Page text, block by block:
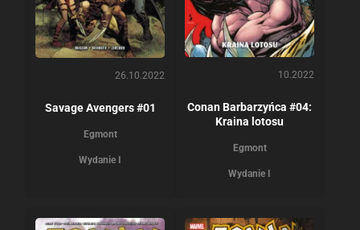
26.10.2022
Savage Avengers #01
Egmont
Wydanie I
10.2022
Conan Barbarzyńca #04:
Kraina lotosu
Egmont
Wydanie I